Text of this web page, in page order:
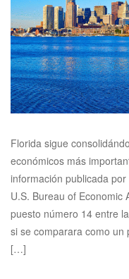
Florida sigue
económicos más
información publicada
U.S. Bureau of Economic
puesto número 14 entre
si se comparara como un
[…]